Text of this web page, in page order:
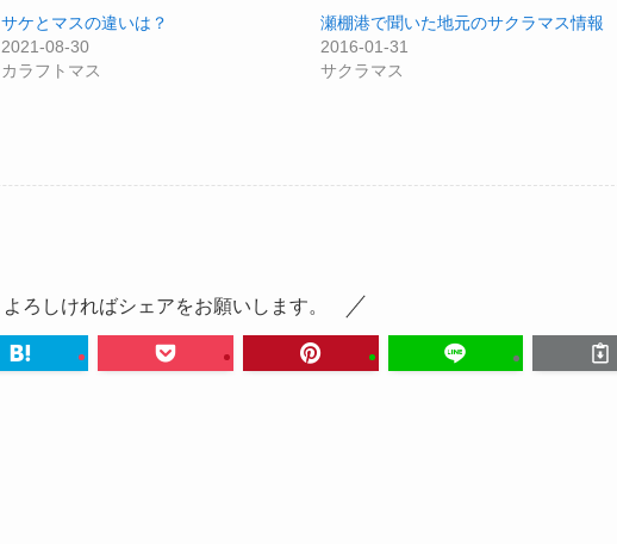
サケとマスの違いは？
2021-08-30
カラフトマス
瀬棚港で聞いた地元のサクラマス情報
2016-01-31
サクラマス
よろしければシェアをお願いします。